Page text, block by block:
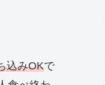
込みOKで